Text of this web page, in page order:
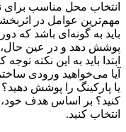
مهم‌ترین عوامل در
باید به گونه‌ای باشد که
پوشش دهد و در عین
ابتدا باید به این نکته
آیا می‌خواهید ورودی
یا پارکینگ را پوشش
کنید؟ بر اساس هدف
انتخاب کنید.